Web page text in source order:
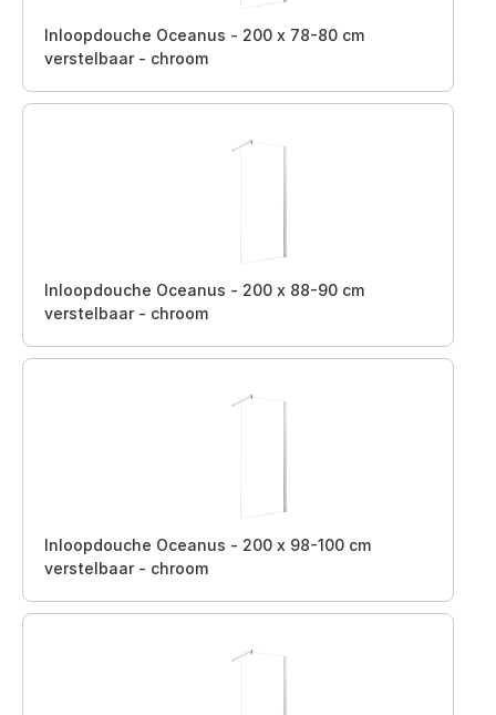
Inloopdouche Oceanus - 200 x 78-80 cm
verstelbaar - chroom
Inloopdouche Oceanus - 200 x 88-90 cm
verstelbaar - chroom
Inloopdouche Oceanus - 200 x 98-100 cm
verstelbaar - chroom